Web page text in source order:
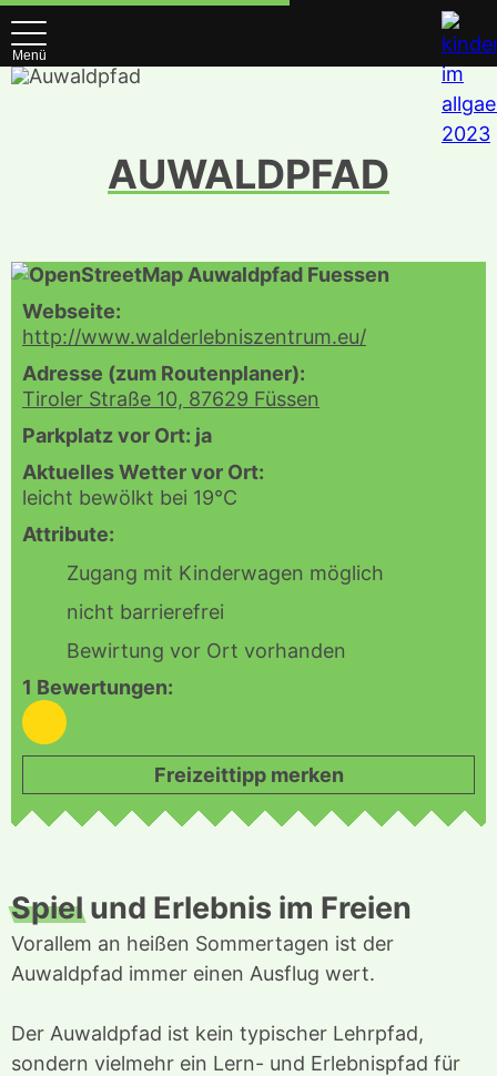
Menü
AUWALDPFAD
Spielund Erlebnis im Freien
Vorallem an heißen Sommertagen ist der
Auwaldpfad immer einen Ausflug wert.
Der Auwaldpfad ist kein typischer Lehrpfad,
sondern vielmehr ein Lern- und Erlebnispfad für
Webseite:
http://www.walderlebniszentrum.eu/
Adresse (zum Routenplaner):
Tiroler Straße 10, 87629 Füssen
Parkplatz vor Ort: ja
Aktuelles Wetter vor Ort:
leicht bewölkt bei 19°C
Attribute:
Zugang mit Kinderwagen möglich
nicht barrierefrei
Bewirtung vor Ort vorhanden
1 Bewertungen:
5
Freizeittipp merken